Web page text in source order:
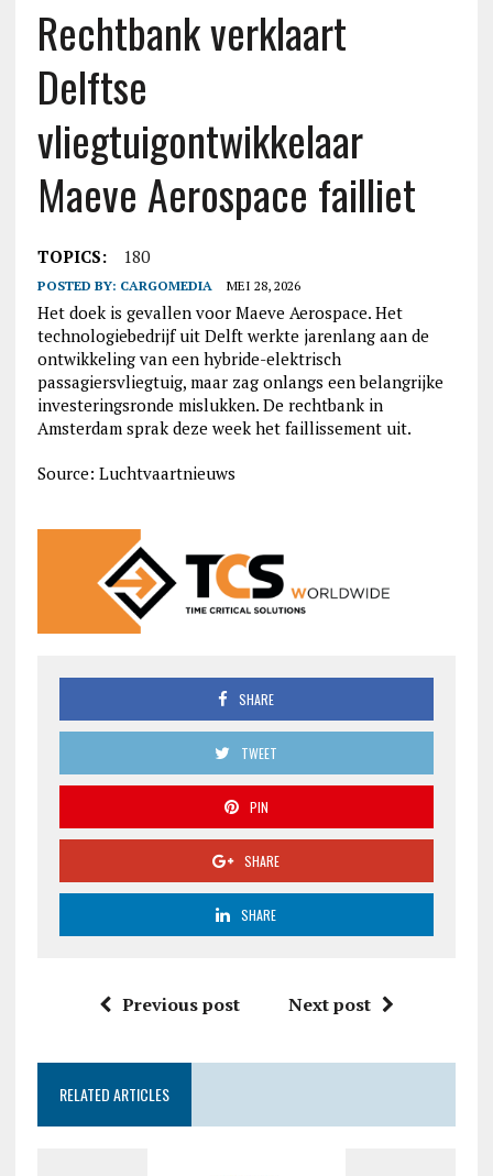
Rechtbank verklaart
Delftse
vliegtuigontwikkelaar
Maeve Aerospace failliet
TOPICS: 180
POSTED BY: CARGOMEDIA MEI 28, 2026
Het doek is gevallen voor Maeve Aerospace. Het
technologiebedrijf uit Delft werkte jarenlang aan de
ontwikkeling van een hybride-elektrisch
passagiersvliegtuig, maar zag onlangs een belangrijke
investeringsronde mislukken. De rechtbank in
Amsterdam sprak deze week het faillissement uit.
Source: Luchtvaartnieuws
SHARE
TWEET
PIN
SHARE
SHARE
Previous post Next post
RELATED ARTICLES